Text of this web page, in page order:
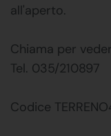
all'aperto.
Chiama per
Tel. 035/210897
Codice